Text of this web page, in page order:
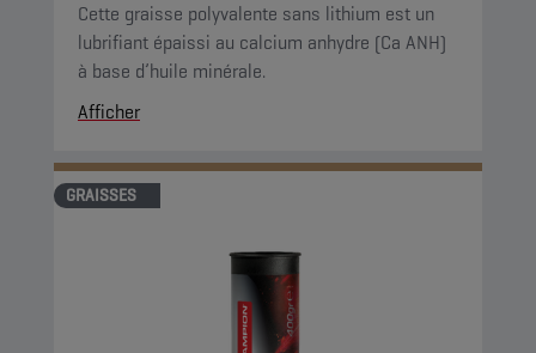
Cette graisse polyvalente sans lithium est un
lubrifiant épaissi au calcium anhydre (Ca ANH)
à base d’huile minérale.
Afficher
GRAISSES